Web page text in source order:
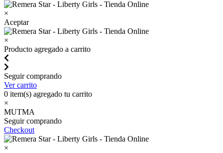
×
Aceptar
×
Producto agregado a carrito
Seguir comprando
Ver carrito
0 item(s) agregado tu carrito
×
MUTMA
Seguir comprando
Checkout
×